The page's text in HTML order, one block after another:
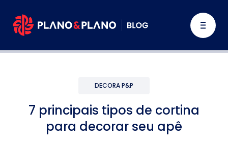
DECORA P&P
7 principais tipos de cortina
para decorar seu apê